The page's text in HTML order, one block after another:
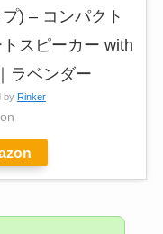
) – コンパクト
トスピーカー with
ラベンダー
by Rinker